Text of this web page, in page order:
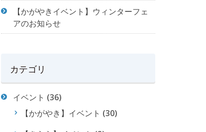
【かがやきイベント】ウィンターフェ
アのお知らせ
カテゴリ
イベント (36)
【かがやき】イベント (30)